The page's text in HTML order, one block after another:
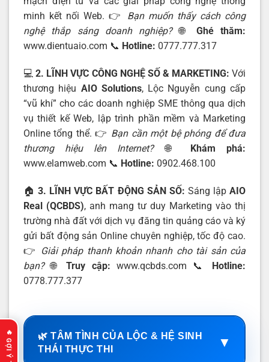
minh kết nối Web. 👉 Bạn muốn thấy cách công
nghệ thắp sáng doanh nghiệp?🌐 Ghé thăm:
www.dientuaio.com 📞 Hotline: 0777.777.317
💻2. LĨNH VỰC CÔNG NGHỆ SỐ & MARKETING: Với
thương hiệu AIO Solutions, Lộc Nguyễn cung cấp
“vũ khí” cho các doanh nghiệp SME thông qua dịch
vụ thiết kế Web, lập trình phần mềm và Marketing
Online tổng thể. 👉 Bạn cần một bệ phóng để đưa
thương hiệu lên Internet?🌐 Khám phá:
www.elamweb.com 📞 Hotline: 0902.468.100
🏠3. LĨNH VỰC BẤT ĐỘNG SẢN SỐ: Sáng lậpAIO
Real (QCBDS), anh mang tư duy Marketing vào thị
trường nhà đất với dịch vụ đăng tin quảng cáo và ký
gửi bất động sản Online chuyên nghiệp, tốc độ cao.
👉
Giải pháp thanh khoản nhanh cho tài sản của
bạn?🌐Truy cập: www.qcbds.com 📞 Hotline:
0778.777.377
🌿 TÂM TÌNH CỦA LỘC & HỆ SINH
THÁI THỰC THI
▼